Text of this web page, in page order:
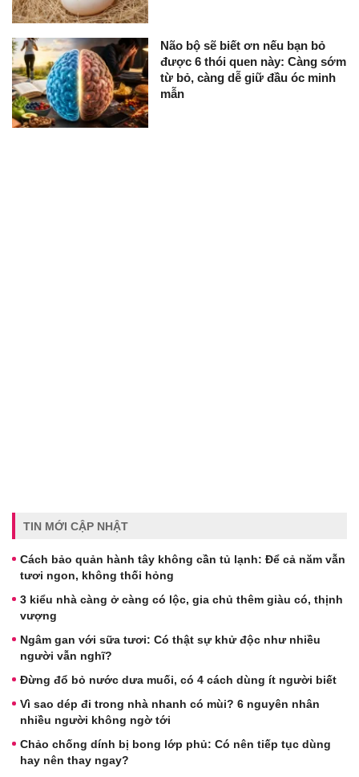
Não bộ sẽ biết ơn nếu bạn bỏ
được 6 thói quen này: Càng sớm
từ bỏ, càng dễ giữ đầu óc minh
mẫn
TIN MỚI CẬP NHẬT
Cách bảo quản hành tây không cần tủ lạnh: Để cả năm vẫn
tươi ngon, không thối hỏng
3 kiểu nhà càng ở càng có lộc, gia chủ thêm giàu có, thịnh
vượng
Ngâm gan với sữa tươi: Có thật sự khử độc như nhiều
người vẫn nghĩ?
Đừng đổ bỏ nước dưa muối, có 4 cách dùng ít người biết
Vì sao dép đi trong nhà nhanh có mùi? 6 nguyên nhân
nhiều người không ngờ tới
Chảo chống dính bị bong lớp phủ: Có nên tiếp tục dùng
hay nên thay ngay?